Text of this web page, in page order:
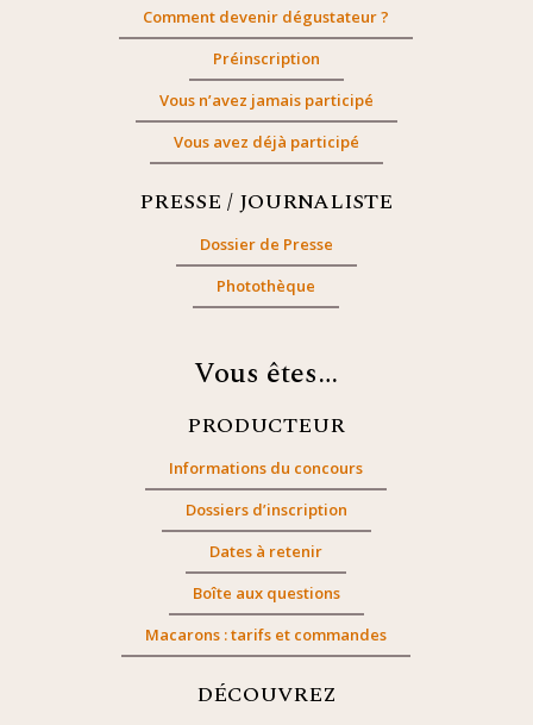
Comment devenir dégustateur ?
Préinscription
Vous n’avez jamais participé
Vous avez déjà participé
PRESSE / JOURNALISTE
Dossier de Presse
Photothèque
Vous êtes…
PRODUCTEUR
Informations du concours
Dossiers d’inscription
Dates à retenir
Boîte aux questions
Macarons : tarifs et commandes
DÉCOUVREZ